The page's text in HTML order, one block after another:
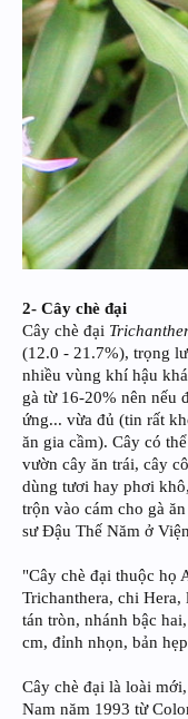
2- Cây chè đại
Cây chè đại
(12.0 - 21.7%), trọng
nhiều vùng khí hậu
gà từ 16-20% nên nếu
ứng... vừa đủ (tin rất
ăn gia cầm). Cây có
vườn cây ăn trái, cây
dùng tươi hay phơi
trộn vào cám cho gà
sư Đậu Thế Năm ở
"Cây chè đại thuộc họ
Trichanthera, chi Hera,
tán tròn, nhánh bậc
cm, đỉnh nhọn, bản
Cây chè đại là loài
Nam năm 1993 từ